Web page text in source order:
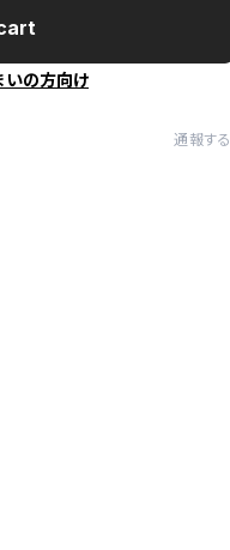
いの方向け
通報する